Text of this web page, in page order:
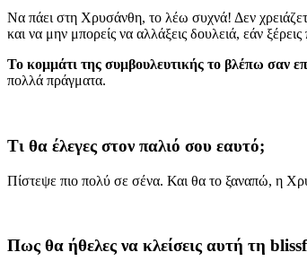
Να πάει στη Χρυσάνθη, το λέω συχνά! Δεν
και να μην μπορείς να αλλάξεις δουλειά, εάν
Το κομμάτι της συμβουλευτικής το βλέπω σαν
πολλά πράγματα.
Τι θα έλεγες στον παλιό σου εαυτό;
Πίστεψε πιο πολύ σε σένα. Και θα το ξαναπώ, η
Πως θα ήθελες να κλείσεις αυτή τη